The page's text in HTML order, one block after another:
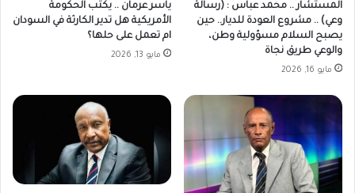
المستشار .. محمد عباس : (رسالة
وعي) .. مشروع العودة للديار.. حين
يصبح السلام مسؤولية وطن،
والوعي طريق نجاة
مايو 16, 2026
ياسر عرمان .. يكتب الحكومة
الأمريكية هل تدير الكارثة في السودان
ام تعمل على حلها؟
مايو 13, 2026